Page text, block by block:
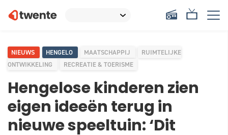
NIEUWS HENGELO MAATSCHAPPIJ
RUIMTELIJKE
ONTWIKKELING
RECREATIE & TOERISME
Hengelose kinderen zien
eigen ideeën terug in
nieuwe speeltuin: ‘Dit